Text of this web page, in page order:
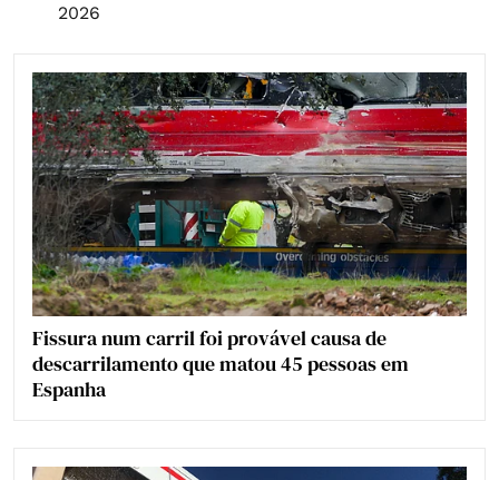
2026
Fissura num carril foi provável causa de
descarrilamento que matou 45 pessoas em
Espanha